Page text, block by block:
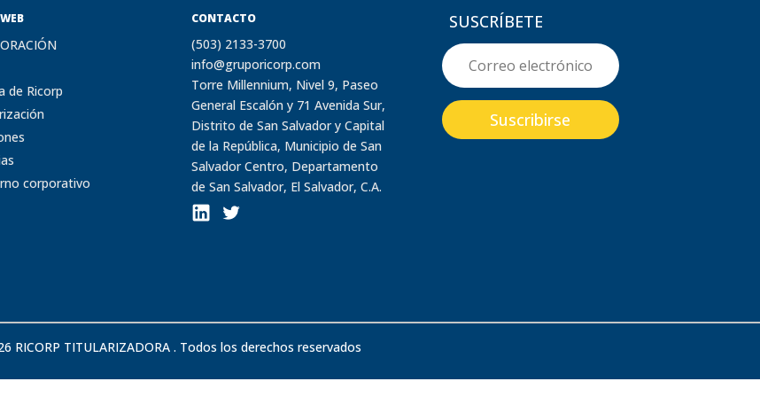
de Ricorp
corporativo
CONTACTO
(503) 2133-3700
info@gruporicorp.com
Torre Millennium, Nivel 9, Paseo
General Escalón y 71 Avenida Sur,
Distrito de San Salvador y Capital
de la República, Municipio de San
Salvador Centro, Departamento
de San Salvador, El Salvador, C.A.
SUSCRÍBETE
Suscribirse
RICORP TITULARIZADORA . Todos los derechos reservados